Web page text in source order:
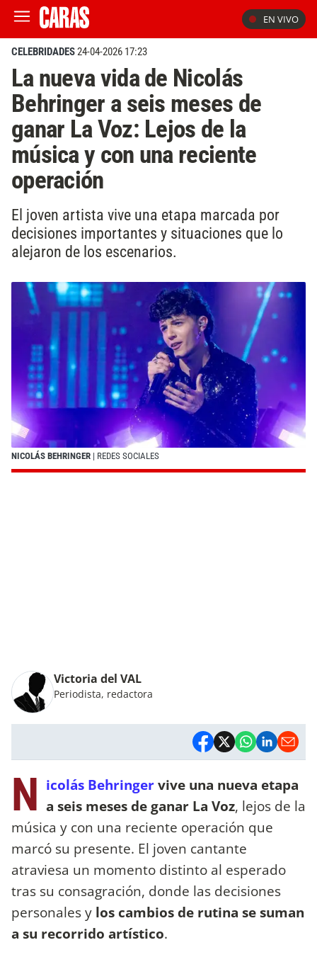
EN VIVO
CELEBRIDADES24-04-2026 17:23
La nueva vida de Nicolás
Behringer a seis meses de
ganar La Voz: Lejos de la
música y con una reciente
operación
El joven artista vive una etapa marcada por
decisiones importantes y situaciones que lo
alejaron de los escenarios.
NICOLÁS BEHRINGER | REDES SOCIALES
Victoria del VAL
Periodista, redactora
N icolás Behringervive una nueva etapa
a seis meses de ganar La Voz, lejos de la
música y con una reciente operación que
marcó su presente. El joven cantante
atraviesa un momento distinto al esperado
tras su consagración, donde las decisiones
personales y los cambios de rutina se suman
a su recorrido artístico.